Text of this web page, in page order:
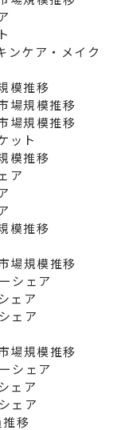
ケア・メイク
推移
規模推移
規模推移
ット
推移
ア
推移
規模推移
ェア
ア
ア
規模推移
ェア
ア
ア